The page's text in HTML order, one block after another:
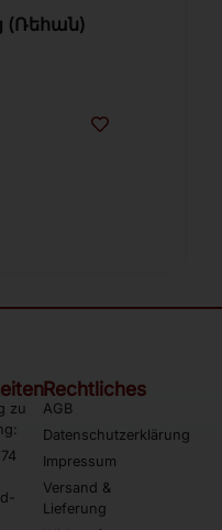
100g (Ռեհան)
zu
Rechtliches
AGB
Datenschutzerklärung
Impressum
Versand &
Lieferung